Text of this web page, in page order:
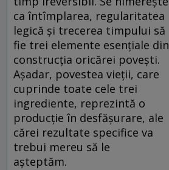
ca întîmplarea, regularitatea
legică și trecerea timpului să
fie trei elemente esențiale din
construcția oricărei povești.
Așadar, povestea vieții, care
cuprinde toate cele trei
ingrediente, reprezintă o
producție în desfășurare, ale
cărei rezultate specifice va
trebui mereu să le
așteptăm.